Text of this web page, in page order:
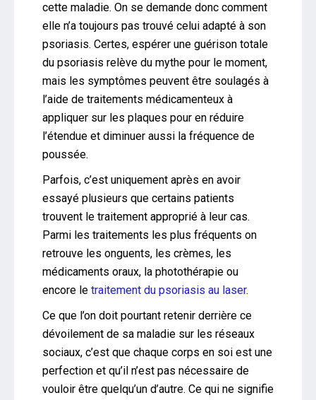
cette maladie. On se demande donc comment
elle n’a toujours pas trouvé celui adapté à son
psoriasis. Certes, espérer une guérison totale
du psoriasis relève du mythe pour le moment,
mais les symptômes peuvent être soulagés à
l’aide de traitements médicamenteux à
appliquer sur les plaques pour en réduire
l’étendue et diminuer aussi la fréquence de
poussée.
Parfois, c’est uniquement après en avoir
essayé plusieurs que certains patients
trouvent le traitement approprié à leur cas.
Parmi les traitements les plus fréquents on
retrouve les onguents, les crèmes, les
médicaments oraux, la photothérapie ou
encore le traitement du psoriasis au laser.
Ce que l’on doit pourtant retenir derrière ce
dévoilement de sa maladie sur les réseaux
sociaux, c’est que chaque corps en soi est une
perfection et qu’il n’est pas nécessaire de
vouloir être quelqu’un d’autre. Ce qui ne signifie